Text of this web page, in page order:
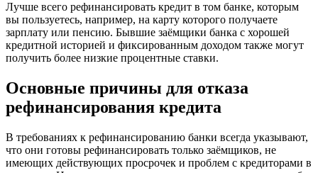
Лучше всего рефинансировать кредит в том банке, которым
вы пользуетесь, например, на карту которого получаете
зарплату или пенсию. Бывшие заёмщики банка с хорошей
кредитной историей и фиксированным доходом также могут
получить более низкие процентные ставки.
Основные причины для отказа
рефинансирования кредита
В требованиях к рефинансированию банки всегда указывают,
что они готовы рефинансировать только заёмщиков, не
имеющих действующих просрочек и проблем с кредиторами в